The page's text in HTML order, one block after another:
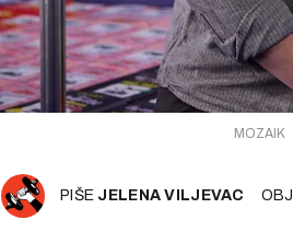
MOZAIK
PIŠE JELENA VILJEVAC